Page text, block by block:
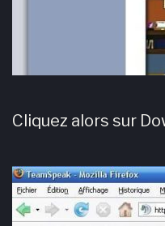
Cliquez alors sur